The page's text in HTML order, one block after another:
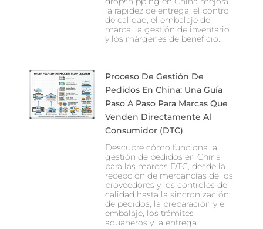
la rapidez de entrega, el control
de calidad, el embalaje de
marca, la gestión de inventario
y los márgenes de beneficio.
Proceso De Gestión De
Pedidos En China: Una Guía
Paso A Paso Para Marcas Que
Venden Directamente Al
Consumidor (DTC)
Descubre cómo funciona la
gestión de pedidos en China
para las marcas DTC, desde la
recepción de mercancías de los
proveedores y los controles de
calidad hasta la sincronización
de pedidos, la preparación y el
embalaje, los trámites
aduaneros y la entrega.